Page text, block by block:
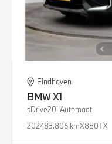
Eindhoven
BMWX1
sDrive20i Automaat
202483.806 kmX880TX